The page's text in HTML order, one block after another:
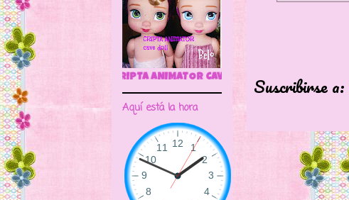
Suscribirse a:
🌼CRIPTA ANIMATOR CAVE DOLL
Aquí está la hora